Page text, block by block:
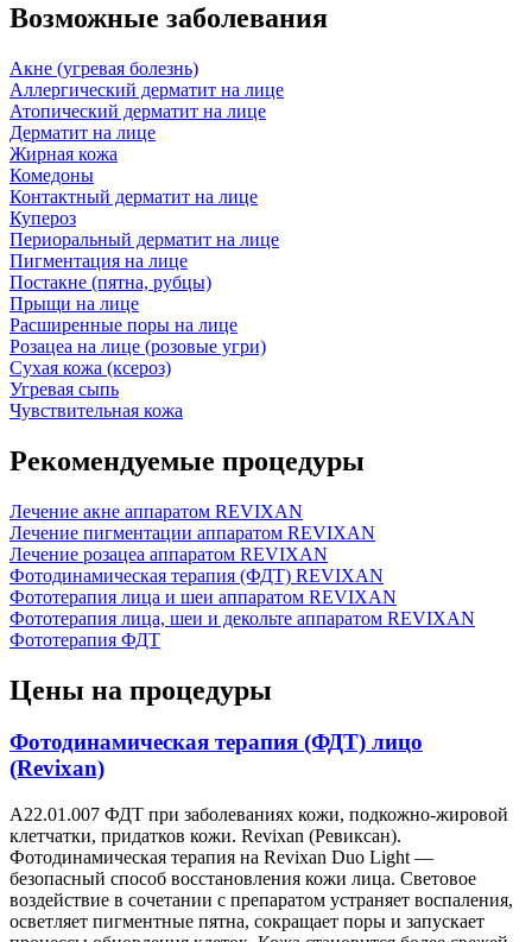
Возможные заболевания
Акне (угревая болезнь)
Аллергический дерматит на лице
Атопический дерматит на лице
Дерматит на лице
Жирная кожа
Комедоны
Контактный дерматит на лице
Купероз
Периоральный дерматит на лице
Пигментация на лице
Постакне (пятна, рубцы)
Прыщи на лице
Расширенные поры на лице
Розацеа на лице (розовые угри)
Сухая кожа (ксероз)
Угревая сыпь
Чувствительная кожа
Рекомендуемые процедуры
Лечение акне аппаратом REVIXAN
Лечение пигментации аппаратом REVIXAN
Лечение розацеа аппаратом REVIXAN
Фотодинамическая терапия (ФДТ) REVIXAN
Фототерапия лица и шеи аппаратом REVIXAN
Фототерапия лица, шеи и декольте аппаратом REVIXAN
Фототерапия ФДТ
Цены на процедуры
Фотодинамическая терапия (ФДТ) лицо
(Revixan)
А22.01.007 ФДТ при заболеваниях кожи, подкожно-жировой
клетчатки, придатков кожи. Revixan (Ревиксан).
Фотодинамическая терапия на Revixan Duo Light —
безопасный способ восстановления кожи лица. Световое
воздействие в сочетании с препаратом устраняет воспаления,
осветляет пигментные пятна, сокращает поры и запускает